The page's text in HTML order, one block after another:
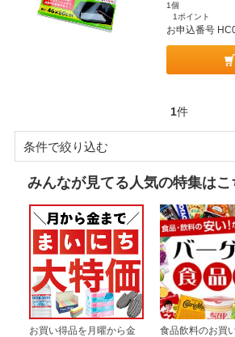
1個
1ポイント
お申込番号
1件
条件で絞り込む
みんなが見てる人気の特集はこ
お買い得品を月曜から金
食品飲料のお買